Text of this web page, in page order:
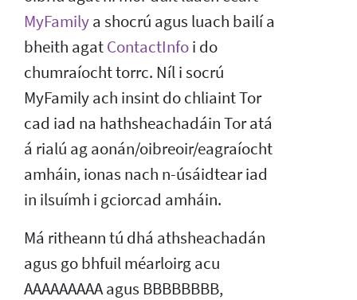
MyFamilya shocrú agus luach bailí a
bheith agatContactInfoi do
chumraíocht torrc. Níl i socrú
MyFamily ach insint do chliaint Tor
cad iad na hathsheachadáin Tor atá
á rialú ag aonán/oibreoir/eagraíocht
amháin, ionas nach n-úsáidtear iad
in ilsuímh i gciorcad amháin.
Má ritheann tú dhá athsheachadán
agus go bhfuil méarloirg acu
AAAAAAAAA agus BBBBBBBB,